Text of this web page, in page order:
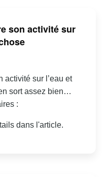
son activité sur
activité sur l’eau et
sort assez bien…
:
dans l'article.